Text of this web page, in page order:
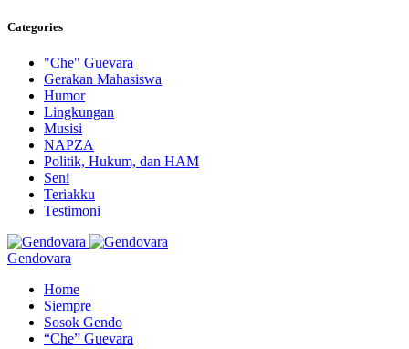
Categories
"Che" Guevara
Gerakan Mahasiswa
Humor
Lingkungan
Musisi
NAPZA
Politik, Hukum, dan HAM
Seni
Teriakku
Testimoni
Gendovara
Home
Siempre
Sosok Gendo
“Che” Guevara